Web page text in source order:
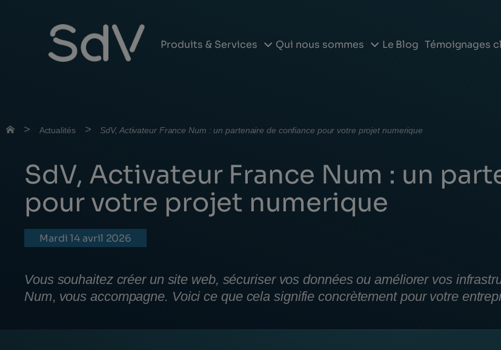
Produits & Services Qui nous sommes Le Blog Témoignages
> Actualités > SdV, Activateur France Num : un partenaire de confiance pour votre projet numerique
SdV, Activateur France Num : un
pour votre projet numerique
mardi 14 avril 2026
Vous souhaitez créer un site web, sécuriser vos données ou améliorer vos
Num, vous accompagne. Voici ce que cela signifie concrètement pour votre